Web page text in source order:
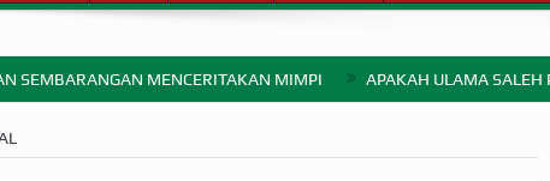
SEMBARANGAN MENCERITAKAN MIMPI APAKAH ULAMA SALEH